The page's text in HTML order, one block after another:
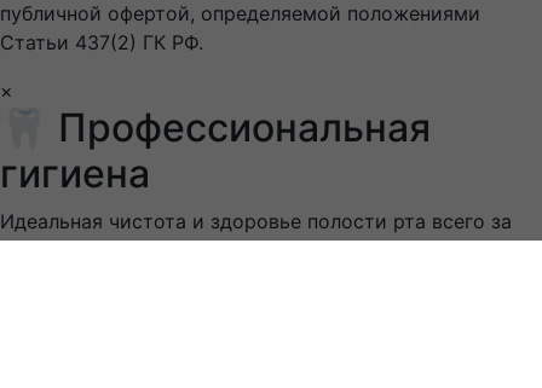
публичной офертой, определяемой положениями
Статьи 437(2) ГК РФ.
×
🦷
Профессиональная
гигиена
Идеальная чистота и здоровье полости рта всего за